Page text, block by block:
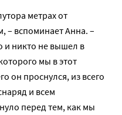
метрах от
– вспоминает Анна. –
и никто не вышел в
мы в этот
он проснулся, из всего
и всем
перед тем, как мы